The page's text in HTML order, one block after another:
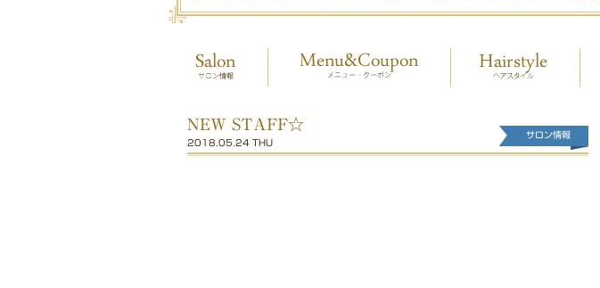
NEW STAFF☆
2018.05.24 THU
サロン情報